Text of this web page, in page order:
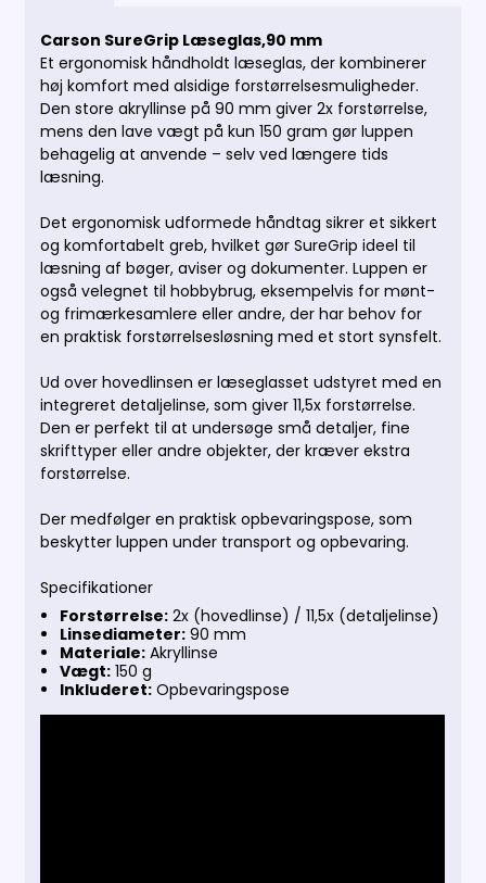
Carson SureGrip Læseglas,90 mm
Et ergonomisk håndholdt læseglas, der kombinerer
høj komfort med alsidige forstørrelsesmuligheder.
Den store akryllinse på 90 mm giver 2x forstørrelse,
mens den lave vægt på kun 150 gram gør luppen
behagelig at anvende – selv ved længere tids
læsning.
Det ergonomisk udformede håndtag sikrer et sikkert
og komfortabelt greb, hvilket gør SureGrip ideel til
læsning af bøger, aviser og dokumenter. Luppen er
også velegnet til hobbybrug, eksempelvis for mønt-
og frimærkesamlere eller andre, der har behov for
en praktisk forstørrelsesløsning med et stort synsfelt.
Ud over hovedlinsen er læseglasset udstyret med en
integreret detaljelinse, som giver 11,5x forstørrelse.
Den er perfekt til at undersøge små detaljer, fine
skrifttyper eller andre objekter, der kræver ekstra
forstørrelse.
Der medfølger en praktisk opbevaringspose, som
beskytter luppen under transport og opbevaring.
Specifikationer
Forstørrelse:2x (hovedlinse) / 11,5x (detaljelinse)
Linsediameter:90 mm
Materiale:Akryllinse
Vægt:150 g
Inkluderet:Opbevaringspose